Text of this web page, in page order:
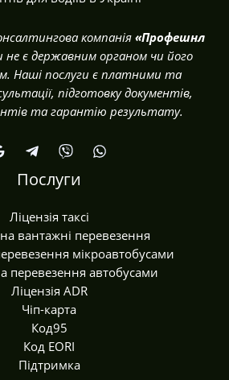
компанія «Профешнл
не є державним органом чи його
Наші послуги є платними та
підготовку документів,
та гарантію результату.
Послуги
Ліцензія таксі
на вантажні перевезення
мікроавтобусами
перевезення автобусами
Ліцензія ADR
Чіп-карта
Код95
Код EORI
Підтримка